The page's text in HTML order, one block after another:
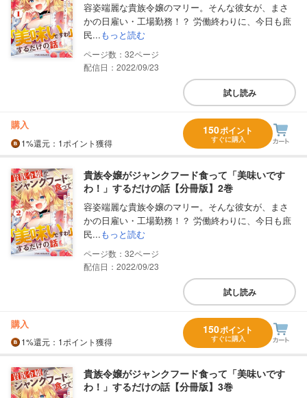
容姿端麗な貴族令嬢のマリー。そんな彼女が、まさ
かの日雇い・工場勤務！？ 労働終わりに、今日も庶
民...もっと読む
32
配信日：2022/09/23
試し読み
購入
1%還元 ：1ポイント獲得
150ポイント
すぐに購入
貴族令嬢がジャンクフード食って「美味いです
わ！」するだけの話【分冊版】2巻
容姿端麗な貴族令嬢のマリー。そんな彼女が、まさ
かの日雇い・工場勤務！？ 労働終わりに、今日も庶
民...もっと読む
32
配信日：2022/09/23
試し読み
購入
1%還元 ：1ポイント獲得
150ポイント
すぐに購入
貴族令嬢がジャンクフード食って「美味いです
わ！」するだけの話【分冊版】3巻